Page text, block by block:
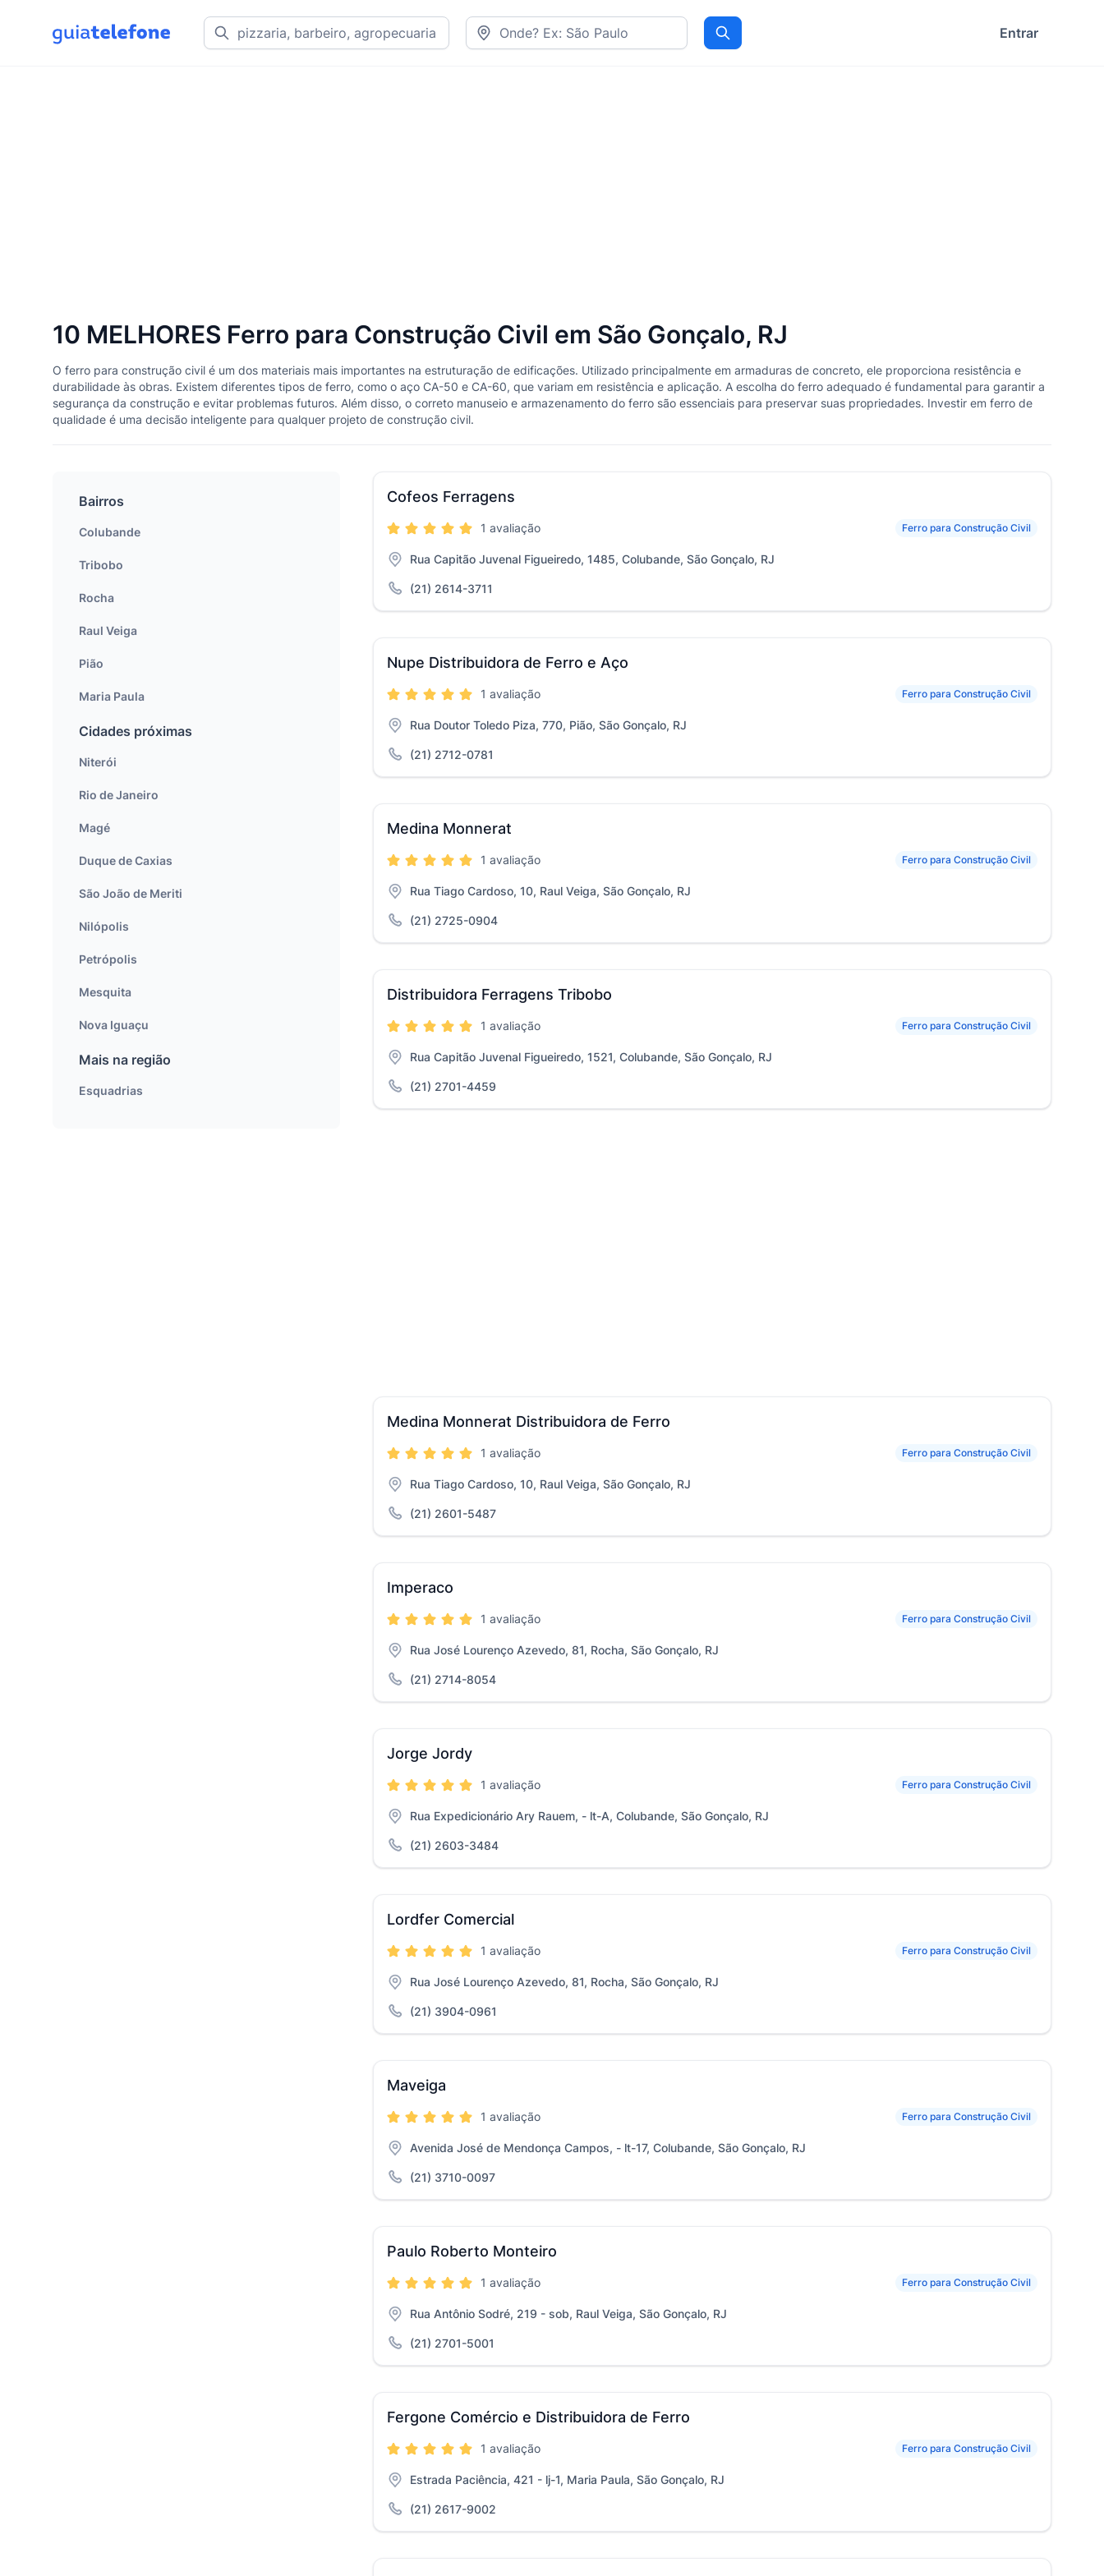
Procurar Entrar
10 MELHORES Ferro para Construção Civil em São Gonçalo, RJ
O ferro para construção civil é um dos materiais mais importantes na estruturação de edificações. Utilizado principalmente em armaduras de concreto, ele proporciona resistência e
durabilidade às obras. Existem diferentes tipos de ferro, como o aço CA-50 e CA-60, que variam em resistência e aplicação. A escolha do ferro adequado é fundamental para garantir a
segurança da construção e evitar problemas futuros. Além disso, o correto manuseio e armazenamento do ferro são essenciais para preservar suas propriedades. Investir em ferro de
qualidade é uma decisão inteligente para qualquer projeto de construção civil.
Cofeos Ferragens
Ferro para Construção Civil
1 avaliação
Rua Capitão Juvenal Figueiredo, 1485, Colubande, São Gonçalo, RJ
(21) 2614-3711
Nupe Distribuidora de Ferro e Aço
Ferro para Construção Civil
1 avaliação
Rua Doutor Toledo Piza, 770, Pião, São Gonçalo, RJ
(21) 2712-0781
Medina Monnerat
Ferro para Construção Civil
1 avaliação
Rua Tiago Cardoso, 10, Raul Veiga, São Gonçalo, RJ
(21) 2725-0904
Distribuidora Ferragens Tribobo
Ferro para Construção Civil
1 avaliação
Rua Capitão Juvenal Figueiredo, 1521, Colubande, São Gonçalo, RJ
(21) 2701-4459
Medina Monnerat Distribuidora de Ferro
Ferro para Construção Civil
1 avaliação
Rua Tiago Cardoso, 10, Raul Veiga, São Gonçalo, RJ
(21) 2601-5487
Imperaco
Ferro para Construção Civil
1 avaliação
Rua José Lourenço Azevedo, 81, Rocha, São Gonçalo, RJ
(21) 2714-8054
Jorge Jordy
Ferro para Construção Civil
1 avaliação
Rua Expedicionário Ary Rauem, - lt-A, Colubande, São Gonçalo, RJ
(21) 2603-3484
Lordfer Comercial
Ferro para Construção Civil
1 avaliação
Rua José Lourenço Azevedo, 81, Rocha, São Gonçalo, RJ
(21) 3904-0961
Maveiga
Ferro para Construção Civil
1 avaliação
Avenida José de Mendonça Campos, - lt-17, Colubande, São Gonçalo, RJ
(21) 3710-0097
Paulo Roberto Monteiro
Ferro para Construção Civil
1 avaliação
Rua Antônio Sodré, 219 - sob, Raul Veiga, São Gonçalo, RJ
(21) 2701-5001
Fergone Comércio e Distribuidora de Ferro
Ferro para Construção Civil
1 avaliação
Estrada Paciência, 421 - lj-1, Maria Paula, São Gonçalo, RJ
(21) 2617-9002
Bairros
Colubande
Tribobo
Rocha
Raul Veiga
Pião
Maria Paula
Cidades próximas
Niterói
Rio de Janeiro
Magé
Duque de Caxias
São João de Meriti
Nilópolis
Petrópolis
Mesquita
Nova Iguaçu
Mais na região
Esquadrias